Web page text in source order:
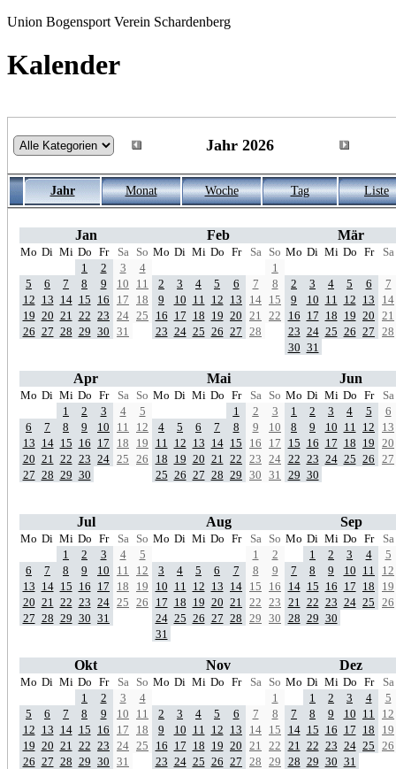
Union Bogensport Verein Schardenberg
Kalender
Jahr 2026
Jahr Monat Woche Tag Liste
Jan
Mo Di Mi Do Fr Sa
So
1
2 3
4
5
6 7 8 9 10
11
12 13 14 15 16 17
18
19 20 21 22 23 24 25
26 27 28 29 30 31
Feb
Mo Di Mi Do Fr Sa
So
1
2
3 4 5 6 7
8
9
10 11 12 13 14 15
16 17 18 19 20 21
22
23 24 25 26 27 28
Mär
Mo Di Mi Do Fr Sa
2 3 4 5 6
7
9
10 11 12 13
14
16 17 18 19 20
21
23 24 25 26 27
28
30 31
Apr
Mo Di Mi Do Fr Sa
So
1
2 3 4
5
6
7 8 9 10 11
12
13 14 15 16 17 18
19
20 21 22 23 24 25
26
27 28 29 30
Mai
Mo Di Mi Do Fr Sa
So
1
2
3
4
5 6 7 8 9
10
11
12 13 14 15 16
17
18 19 20 21 22 23
24
25 26 27 28 29 30 31
Jun
Mo Di Mi Do Fr
Sa
1
2 3 4 5
6
8
9 10 11 12
13
15 16 17 18 19
20
22 23 24 25 26
27
29 30
Jul
Mo Di Mi Do Fr Sa
So
1
2 3 4
5
6
7 8 9 10 11
12
13 14 15 16 17 18
19
20 21 22 23 24 25
26
27 28 29 30 31
Aug
Mo Di Mi Do Fr Sa
So
1
2
3
4 5 6 7 8
9
10 11 12 13 14 15
16
17 18 19 20 21 22
23
24 25 26 27 28 29 30
31
Sep
Mo Di Mi Do Fr
Sa
1
2 3 4
5
7
8 9 10 11
12
14 15 16 17 18
19
21
22 23 24 25
26
28 29 30
Okt
Mo Di Mi Do Fr Sa
So
1
2 3
4
5
6 7 8 9 10
11
12 13 14 15 16 17
18
19 20 21 22 23 24 25
26 27 28 29 30 31
Nov
Mo Di Mi Do Fr Sa
So
1
2
3 4 5 6 7
8
9
10 11 12 13 14 15
16 17 18 19 20 21
22
23 24 25 26 27 28
29
Dez
Mo Di Mi Do Fr
Sa
1
2 3 4
5
7
8 9 10 11
12
14 15 16 17 18
19
21
22 23 24 25
26
28 29 30 31